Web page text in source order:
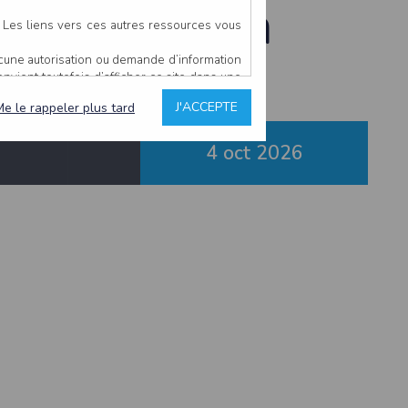
à Couëron
4 oct 2026
liens vers ces autres ressources vous
autorisation ou demande d’information
toutefois d’afficher ce site dans une
estime non conforme à l’objet du site
comme étant fiables.
typographiques.
sur ce site.
avoir fait l’objet de mises à jour. En
prend connaissance.
l’utilisateur, qui assume la totalité des
l’interprétation ou de l’utilisation des
hors du contrôle de l’EDITEUR, et
services.
J'ACCEPTE
le rappeler plus tard